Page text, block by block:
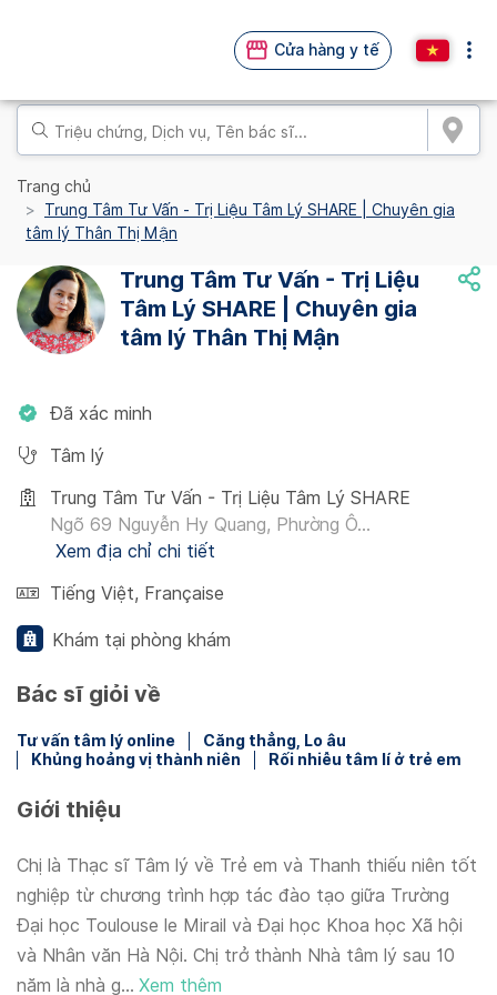
Cửa hàng y tế
Trang chủ
Trung Tâm Tư Vấn - Trị Liệu Tâm Lý SHARE | Chuyên gia
tâm lý Thân Thị Mận
Trung Tâm Tư Vấn - Trị Liệu
Tâm Lý SHARE | Chuyên gia
tâm lý Thân Thị Mận
Đã xác minh
Tâm lý
Trung Tâm Tư Vấn - Trị Liệu Tâm Lý SHARE
Ngõ 69 Nguyễn Hy Quang, Phường Ô...
Xem địa chỉ chi tiết
Tiếng Việt, Française
Khám tại phòng khám
Bác sĩ giỏi về
Tư vấn tâm lý online
Căng thẳng, Lo âu
Khủng hoảng vị thành niên
Rối nhiễu tâm lí ở trẻ em
Giới thiệu
Chị là Thạc sĩ Tâm lý về Trẻ em và Thanh thiếu niên tốt
nghiệp từ chương trình hợp tác đào tạo giữa Trường
Đại học Toulouse le Mirail và Đại học Khoa học Xã hội
và Nhân văn Hà Nội. Chị trở thành Nhà tâm lý sau 10
năm là nhà g... Xem thêm